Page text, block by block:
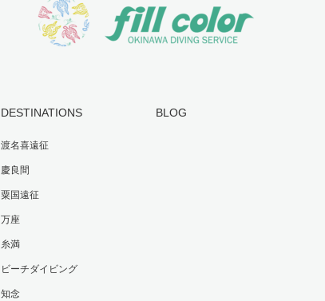
DESTINATIONS
渡名喜遠征
慶良間
粟国遠征
万座
糸満
ビーチダイビング
知念
BLOG